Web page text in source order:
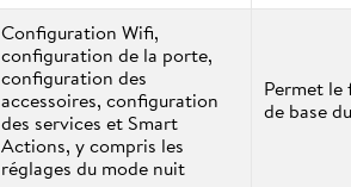
Configuration Wifi,
configuration de la porte,
configuration des
accessoires, configuration
des services et Smart
Actions, y compris les
réglages du mode nuit
Permet
de base